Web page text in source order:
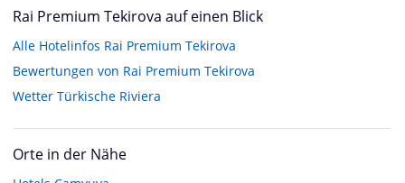
Rai Premium Tekirova auf einen Blick
Alle Hotelinfos Rai Premium Tekirova
Bewertungen von Rai Premium Tekirova
Wetter Türkische Riviera
Orte in der Nähe